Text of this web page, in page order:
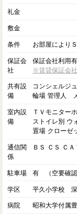
礼金
敷金
条件 お部屋により
保証会
社
保証会社利用
※賃貸保証会
共有設
備
コンシェルジ
輪場 管理人
室内設
備
ＴＶモニター
ストイレ別 ウ
置場 クローゼ
通信関
係
ＢＳ ＣＳ Ｃ
駐車場 有 （空要確認
学区 平久小学校
病院 昭和大学付属